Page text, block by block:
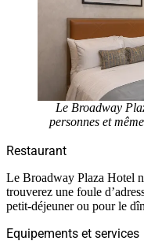
Le Broadway
personnes et
Restaurant
Le Broadway Plaza Hotel
trouverez une foule
petit-déjeuner ou pour le
Equipements et services